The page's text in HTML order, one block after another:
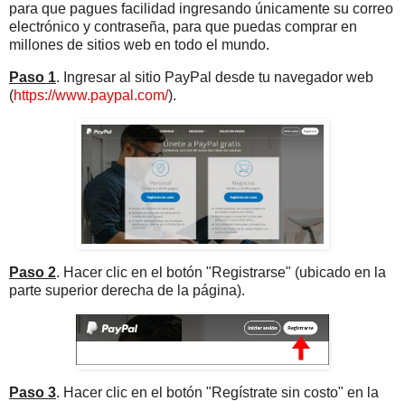
para que pagues facilidad ingresando únicamente su correo
electrónico y contraseña, para que puedas comprar en
millones de sitios web en todo el mundo.
Paso 1. Ingresar al sitio PayPal desde tu navegador web
(https://www.paypal.com/).
Paso 2. Hacer clic en el botón "Registrarse" (ubicado en la
parte superior derecha de la página).
Paso 3. Hacer clic en el botón "Regístrate sin costo" en la